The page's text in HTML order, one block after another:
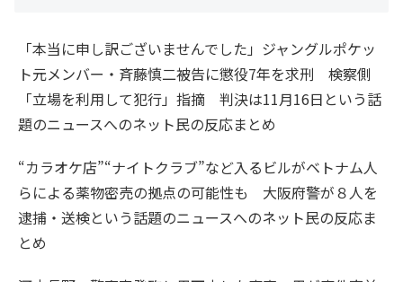
「本当に申し訳ございませんでした」ジャングルポケッ
ト元メンバー・斉藤慎二被告に懲役7年を求刑 検察側
「立場を利用して犯行」指摘 判決は11月16日という話
題のニュースへのネット民の反応まとめ
“カラオケ店”“ナイトクラブ”など入るビルがベトナム人
らによる薬物密売の拠点の可能性も 大阪府警が８人を
逮捕・送検という話題のニュースへのネット民の反応ま
とめ